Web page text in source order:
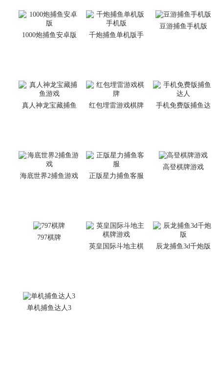
1000炮捕鱼安卓版
千炮捕鱼单机版手
豆游捕鱼手机版
真人神龙宝藏捕鱼
红包埋雷游戏棋牌
手机免费版捕鱼达
海底世界2捕鱼游戏 正版星力捕鱼客服
高登棋牌游戏
797棋牌
英皇国际斗地主棋
辰龙捕鱼3d千炮版
单机捕鱼达人3